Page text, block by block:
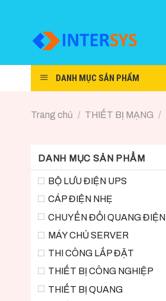
DANH MỤC SẢN PHẨM
Trang chủ / THIẾT BỊ MẠNG /
DANH MỤC SẢN PHẨM
BỘ LƯU ĐIỆN UPS
CÁP ĐIỆN NHẸ
CHUYỂN ĐỔI QUANG ĐIỆN
MÁY CHỦ SERVER
THI CÔNG LẮP ĐẶT
THIẾT BỊ CÔNG NGHIỆP
THIẾT BỊ QUANG